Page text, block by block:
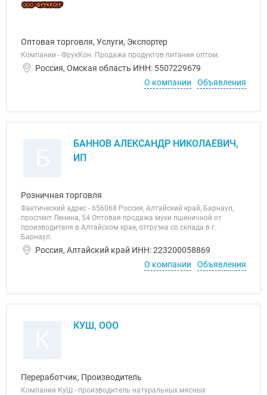
Оптовая торговля, Услуги, Экспортер
Компании - ФрукКон: Продажа продуктов питания оптом.
Россия, Омская область ИНН: 5507229679
О компании
Объявления
БАННОВ АЛЕКСАНДР НИКОЛАЕВИЧ,
ИП
Розничная торговля
Фактический адрес - 656068 Россия, Алтайский край, Барнаул,
проспект Ленина, 54 Оптовая продажа муки пшеничной от
производителя в Алтайском крае, отгрузка со склада в г.
Барнаул.
Россия, Алтайский край ИНН: 223200058869
О компании
Объявления
КУШ, ООО
Переработчик, Производитель
Компания КуШ - производитель натуральных мясных